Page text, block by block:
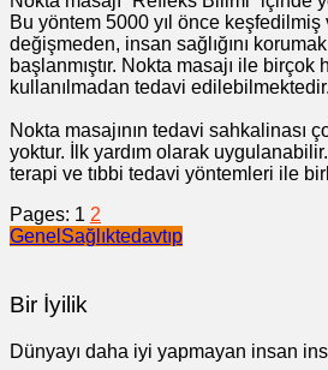
Bu yöntem 5000 yıl önce
değişmeden, insan sağlığını
başlanmıştır. Nokta masajı ile birçok
kullanılmadan tedavi edilebilmektedir.
Nokta masajının tedavi sahkalinası
yoktur. İlk yardım olarak
terapi ve tıbbi tedavi yöntemleri ile
Pages: 1 2
Genel Sağlıktedavtıp
Bir İyilik
Dünyayı daha iyi yapmayan insan